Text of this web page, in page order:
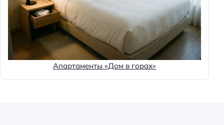
Бесплатная
Парковка
Достижения
Хорошее местоАпартаменты «Дом в горах»